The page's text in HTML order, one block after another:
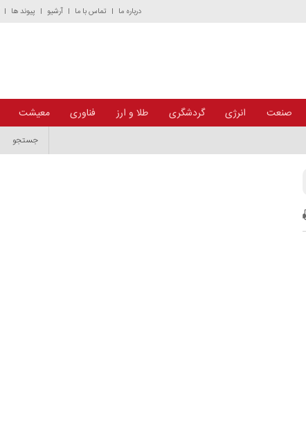
درباره ما تماس با ما آرشیو پیوند ها
صنعت انرژی گردشگری طلا و ارز فناوری معیشت